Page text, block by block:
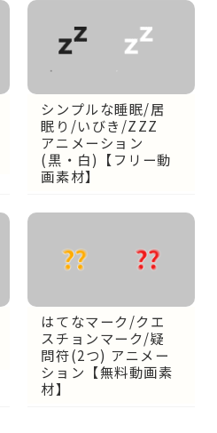
シンプルな睡眠/居
眠り/いびき/ZZZ
アニメーション
(黒・白)【フリー動
画素材】
はてなマーク/クエ
スチョンマーク/疑
問符(2つ) アニメー
ション【無料動画素
材】